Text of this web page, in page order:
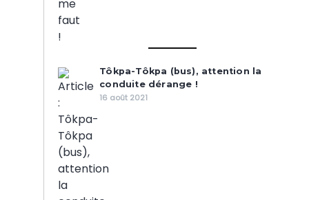
Tôkpa-Tôkpa (bus), attention la
conduite dérange !
16 août 2021